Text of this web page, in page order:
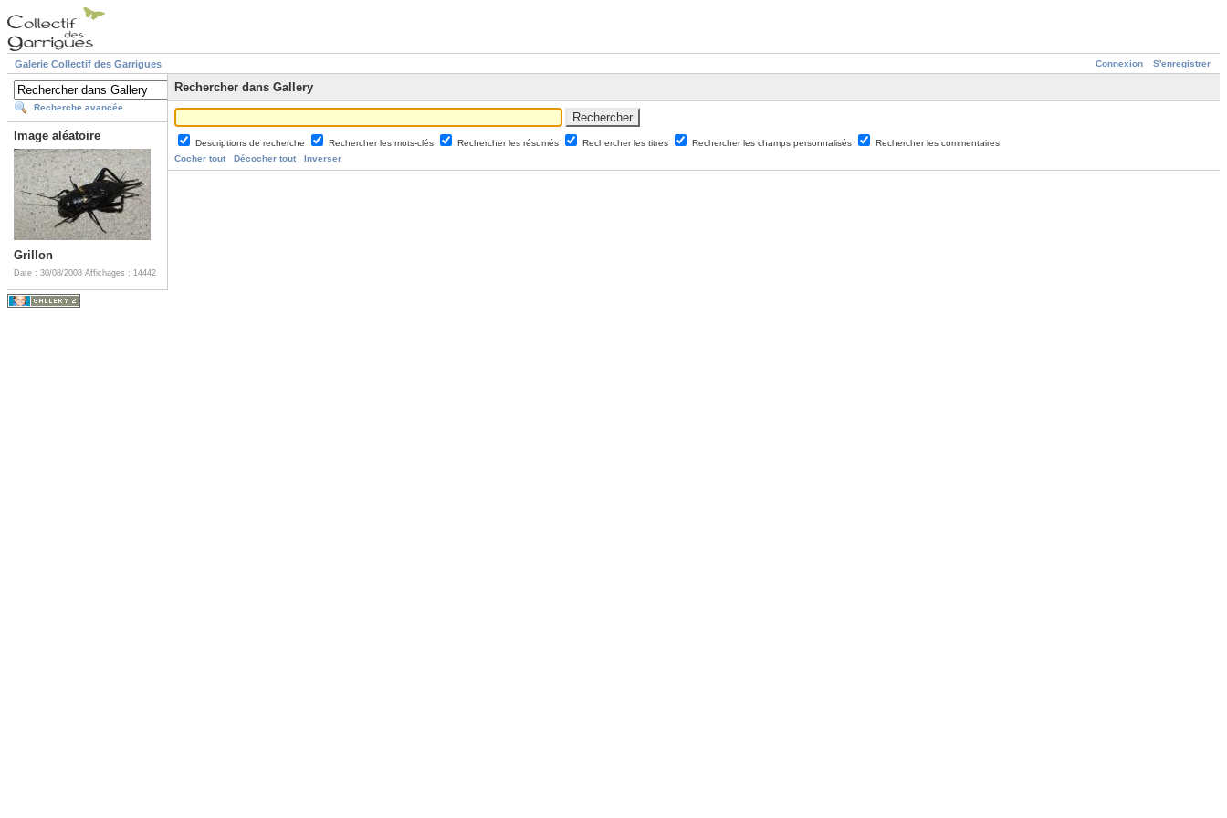
Connexion S'enregistrer
Galerie Collectif des Garrigues
Recherche avancée
Image aléatoire
Grillon
Date : 30/08/2008 Affichages : 14442
Rechercher dans Gallery
Descriptions de recherche Rechercher les mots-clés Rechercher les résumés Rechercher les titres Rechercher les champs personnalisés
Rechercher les commentaires
Cocher tout
Décocher tout Inverser